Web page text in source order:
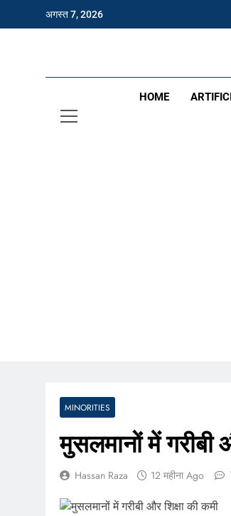
अगस्त 7, 2026
HOME
MINORITIES
मुसलमानों में गरीबी
Hassan Raza 12 महीना Ago